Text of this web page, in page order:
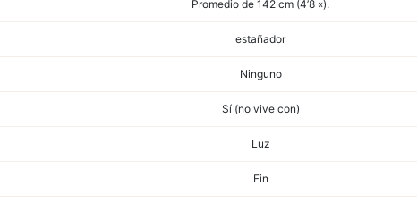
Promedio de 142 cm (4’8 «).
estañador
Ninguno
Sí (no vive con)
Luz
Fin